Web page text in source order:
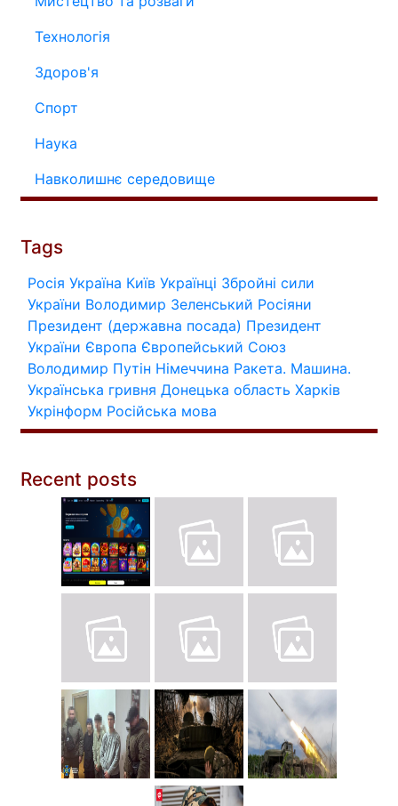
Технологія
Здоров'я
Спорт
Наука
Навколишнє середовище
Tags
Росія Україна Київ Українці Збройні сили
України Володимир Зеленський Росіяни
Президент (державна посада) Президент
України Європа Європейський Союз
Володимир Путін Німеччина Ракета. Машина.
Українська гривня Донецька область Харків
Укрінформ Російська мова
Recent posts